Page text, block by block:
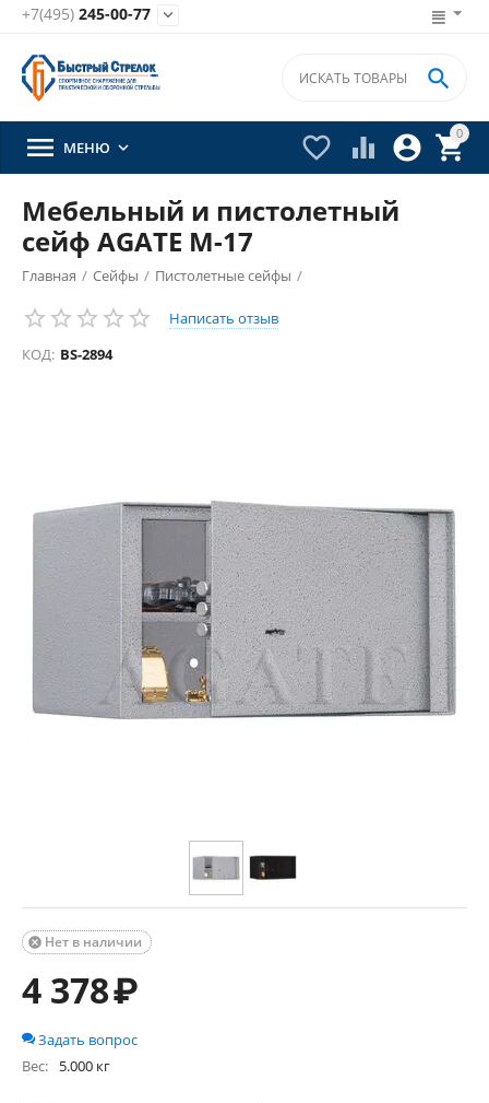
+7(495) 245-00-77 
0


 

 МЕНЮ 
Мебельный и пистолетный
сейф AGATE М-17
Главная / Сейфы / Пистолетные сейфы /
Написать отзыв
КОД: BS-2894
Нет в наличии

4 378₽
Задать вопрос
Вес:
5.000 кг